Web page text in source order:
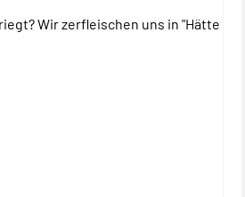
Wir zerfleischen uns in "Hätte ich...